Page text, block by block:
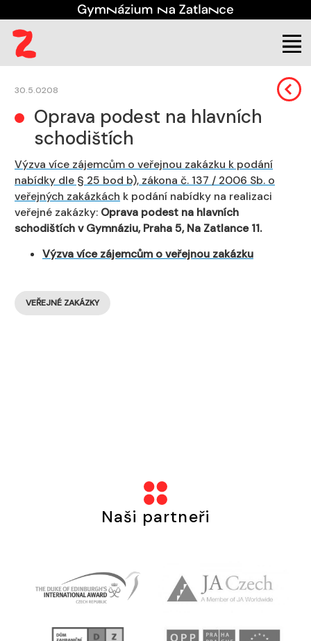
Úřední deska Veřejné zakázky
30.5.0208
Oprava podest na hlavních
schodištích
Výzva více zájemcům o veřejnou zakázku k podání
nabídky dle § 25 bod b), zákona č. 137 / 2006 Sb. o
veřejných zakázkách k podání nabídky na realizaci
veřejné zakázky: Oprava podest na hlavních
schodištích v Gymnáziu, Praha 5, Na Zatlance 11.
Výzva více zájemcům o veřejnou zakázku
VEŘEJNÉ ZAKÁZKY
Naši partneři